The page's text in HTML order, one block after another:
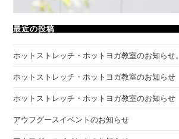
最近の投稿
ホットストレッチ・ホットヨガ教室のお知らせ。
ホットストレッチ・ホットヨガ教室のお知らせ
ホットストレッチ・ホットヨガ教室のお知らせ
アウフグースイベントのお知らせ